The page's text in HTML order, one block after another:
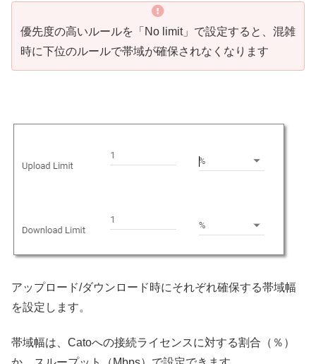
優先度の高いルールを「No limit」で設定すると、混雑
時に下位のルールで帯域が確保されなくなります
アップロード/ダウンロード時にそれぞれ確保する帯域幅
を設定します。
帯域幅は、Catoへの接続ライセンスに対する割合（％）